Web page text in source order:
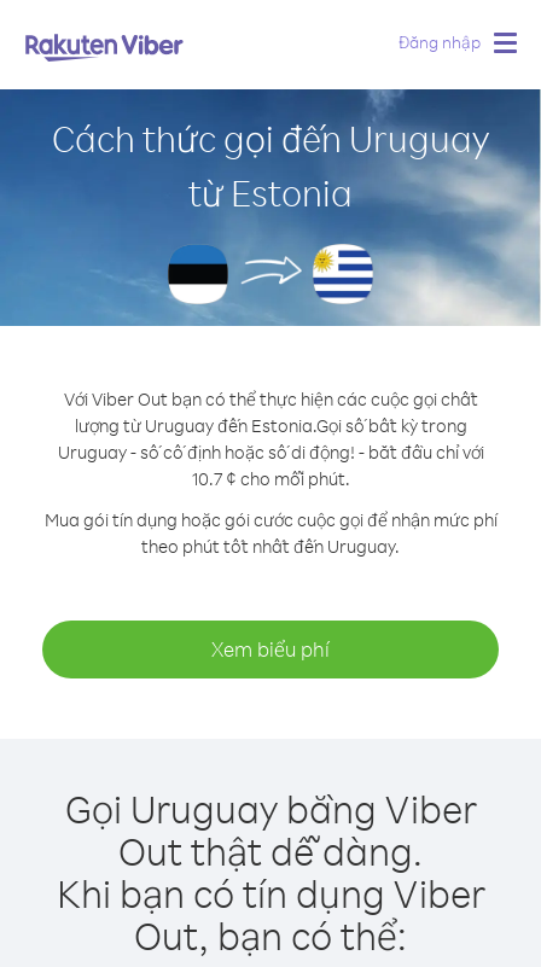
Đăng nhập
Cách thức gọi đến Uruguay
từ Estonia
Với Viber Out bạn có thể thực hiện các cuộc gọi chất
lượng từ Uruguay đến Estonia.Gọi số bất kỳ trong
Uruguay - số cố định hoặc số di động! - bắt đầu chỉ với
10.7 ¢ cho mỗi phút.
Mua gói tín dụng hoặc gói cước cuộc gọi để nhận mức phí
theo phút tốt nhất đến Uruguay.
Xem biểu phí
Gọi Uruguay bằng Viber
Out thật dễ dàng.
Khi bạn có tín dụng Viber
Out, bạn có thể: